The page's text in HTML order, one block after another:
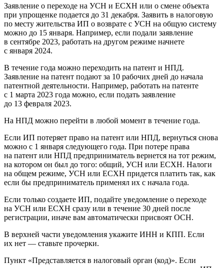
Заявление о переходе на УСН и ЕСХН или о смене объекта
при упрощенке подается до 31 декабря. Заявить в налоговую
по месту жительства ИП о возврате с УСН на общую систему
можно до 15 января. Например, если подали заявление
в сентябре 2023, работать на другом режиме начнете
с января 2024.
В течение года можно переходить на патент и НПД.
Заявление на патент подают за 10 рабочих дней до начала
патентной деятельности. Например, работать на патенте
с 1 марта 2023 года можно, если подать заявление
до 13 февраля 2023.
На НПД можно перейти в любой момент в течение года.
Если ИП потеряет право на патент или НПД, вернуться снова
можно с 1 января следующего года. При потере права
на патент или НПД предприниматель вернется на тот режим,
на котором он был до того: общий, УСН или ЕСХН. Налоги
на общем режиме, УСН или ЕСХН придется платить так, как
если бы предприниматель применял их с начала года.
Если только создаете ИП, подайте уведомление о переходе
на УСН или ЕСХН сразу или в течение 30 дней после
регистрации, иначе вам автоматически присвоят ОСН.
В верхней части уведомления укажите ИНН и КПП. Если
их нет — ставьте прочерки.
Пункт «Представляется в налоговый орган (код)». Если